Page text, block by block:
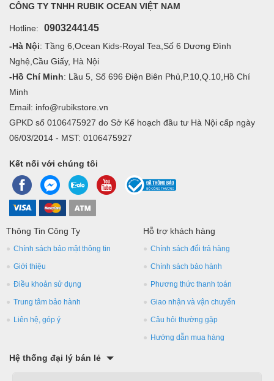
CÔNG TY TNHH RUBIK OCEAN VIỆT NAM
Hotline: 0903244145
-Hà Nội: Tầng 6,Ocean Kids-Royal Tea,Số 6 Dương Đình
Nghệ,Cầu Giấy, Hà Nội
-Hồ Chí Minh: Lầu 5, Số 696 Điện Biên Phủ,P.10,Q.10,Hồ Chí
Minh
Email: info@rubikstore.vn
GPKD số 0106475927 do Sở Kế hoạch đầu tư Hà Nội cấp ngày
06/03/2014 - MST: 0106475927
Kết nối với chúng tôi
Thông Tin Công Ty
Chính sách bảo mật thông tin
Giới thiệu
Điều khoản sử dụng
Trung tâm bảo hành
Liên hệ, góp ý
Hỗ trợ khách hàng
Chính sách đổi trả hàng
Chính sách bảo hành
Phương thức thanh toán
Giao nhận và vận chuyển
Câu hỏi thường gặp
Hướng dẫn mua hàng
Hệ thống đại lý bán lẻ